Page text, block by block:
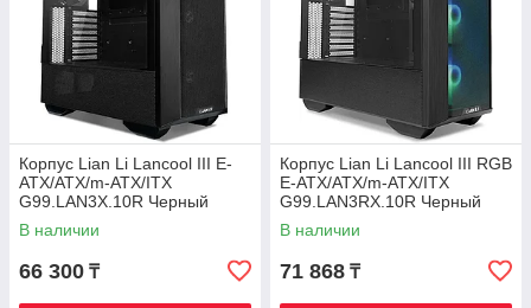
Корпус Lian Li Lancool III E-
ATX/ATX/m-ATX/ITX
G99.LAN3X.10R Черный
В наличии
66 300 ₸
Корпус Lian Li Lancool III RGB
E-ATX/ATX/m-ATX/ITX
G99.LAN3RX.10R Черный
В наличии
71 868 ₸